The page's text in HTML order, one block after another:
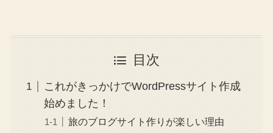
目次
これがきっかけでWordPressサイト作成
始めました！
旅のブログサイト作りが楽しい理由